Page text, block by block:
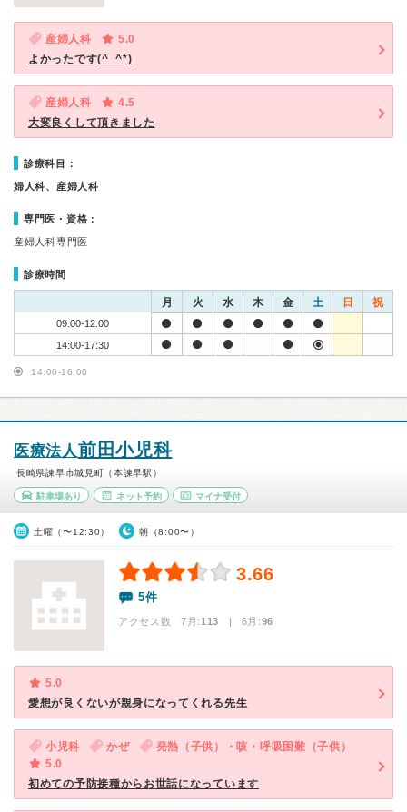
産婦人科
5.0
よかったです(^_^*)
産婦人科
4.5
大変良くして頂きました
診療科目：
婦人科、産婦人科
専門医・資格：
産婦人科専門医
診療時間
月 火 水 木 金 土 日 祝
09:00-12:00
14:00-17:30
14:00-16:00
医療法人前田小児科
長崎県諫早市城見町（本諫早駅）
駐車場あり ネット予約 マイナ受付
土曜（〜12:30） 朝（8:00〜）
3.66
5件
アクセス数 7月:113 | 6月:96
5.0
愛想が良くないが親身になってくれる先生
小児科 かぜ
発熱（子供）・咳・呼吸困難（子供）
5.0
初めての予防接種からお世話になっています